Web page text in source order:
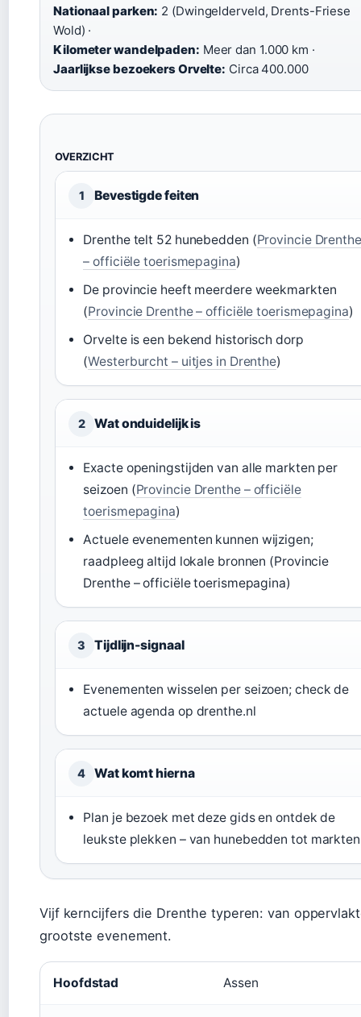
Nationaal parken: 2 (Dwingelderveld, Drents-Friese
Wold) ·
Kilometer wandelpaden: Meer dan 1.000 km ·
Jaarlijkse bezoekers Orvelte: Circa 400.000
OVERZICHT
1 Bevestigde feiten
Drenthe telt 52 hunebedden (Provincie Drenthe
– officiële toerismepagina)
De provincie heeft meerdere weekmarkten
(Provincie Drenthe – officiële toerismepagina)
Orvelte is een bekend historisch dorp
(Westerburcht – uitjes in Drenthe)
2 Wat onduidelijk is
Exacte openingstijden van alle markten per
seizoen (Provincie Drenthe – officiële
toerismepagina)
Actuele evenementen kunnen wijzigen;
raadpleeg altijd lokale bronnen (Provincie
Drenthe – officiële toerismepagina)
3 Tijdlijn-signaal
Evenementen wisselen per seizoen; check de
actuele agenda op drenthe.nl
4 Wat komt hierna
Plan je bezoek met deze gids en ontdek de
leukste plekken – van hunebedden tot markten
Vijf kerncijfers die Drenthe typeren: van
grootste evenement.
Hoofdstad Assen